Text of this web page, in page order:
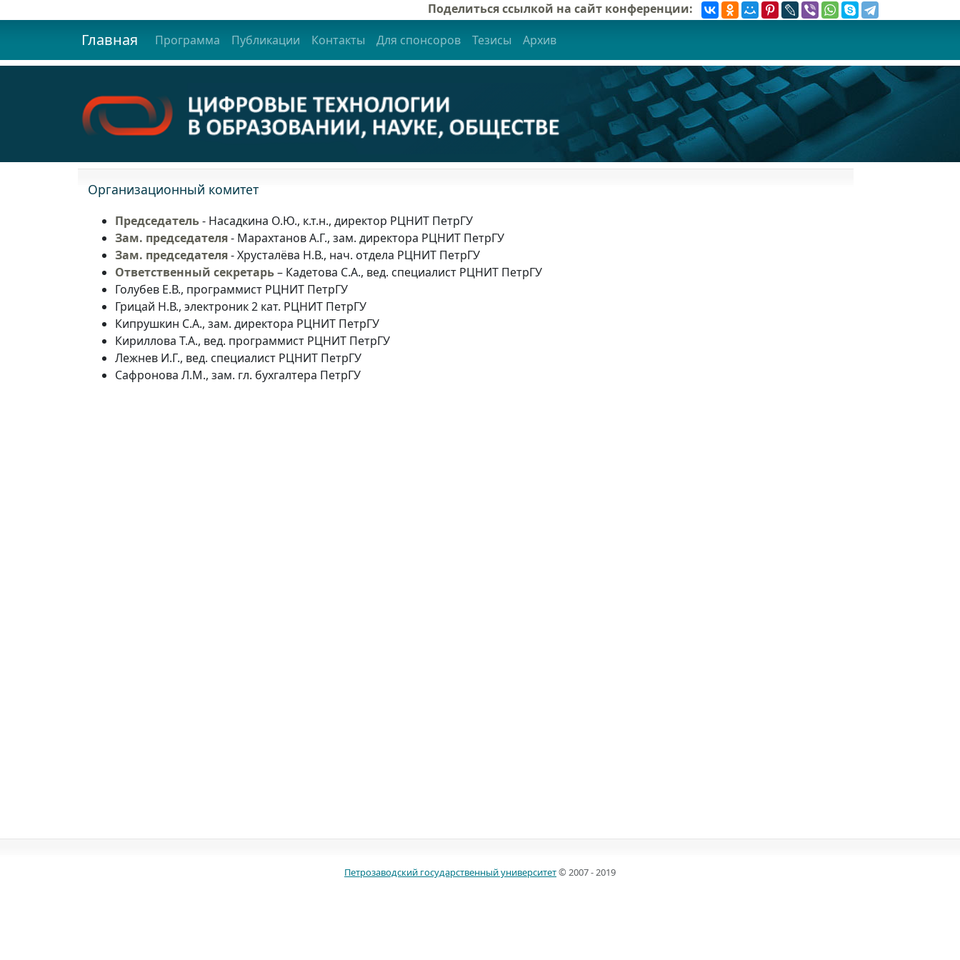
Поделиться ссылкой на сайт конференции:
Главная Программа Публикации Контакты Для спонсоров Тезисы Архив
Организационный комитет
Председатель- Насадкина О.Ю., к.т.н., директор РЦНИТ ПетрГУ
Зам. председателя- Марахтанов А.Г., зам. директора РЦНИТ ПетрГУ
Зам. председателя- Хрусталёва Н.В., нач. отдела РЦНИТ ПетрГУ
Ответственный секретарь– Кадетова С.А., вед. специалист РЦНИТ ПетрГУ
Голубев Е.В., программист РЦНИТ ПетрГУ
Грицай Н.В., электроник 2 кат. РЦНИТ ПетрГУ
Кипрушкин С.А., зам. директора РЦНИТ ПетрГУ
Кириллова Т.А., вед. программист РЦНИТ ПетрГУ
Лежнев И.Г., вед. специалист РЦНИТ ПетрГУ
Сафронова Л.М., зам. гл. бухгалтера ПетрГУ
Петрозаводский государственный университет© 2007 - 2019